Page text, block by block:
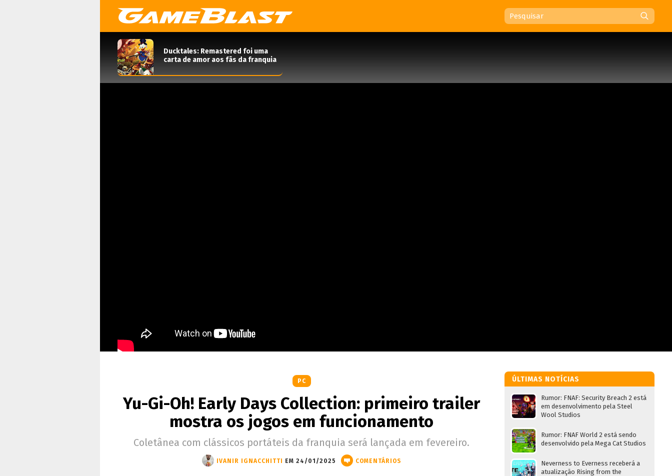
Ducktales: Remastered foi uma
carta de amor aos fãs da franquia
PC
Yu-Gi-Oh! Early Days Collection: primeiro trailer
mostra os jogos em funcionamento
Coletânea com clássicos portáteis da franquia será lançada em fevereiro.
IVANIR IGNACCHITTI EM 24/01/2025 COMENTÁRIOS
ÚLTIMAS NOTÍCIAS
Rumor: FNAF: Security Breach 2 está
em desenvolvimento pela Steel
Wool Studios
Rumor: FNAF World 2 está sendo
desenvolvido pela Mega Cat Studios
Neverness to Everness receberá a
atualização Rising from the